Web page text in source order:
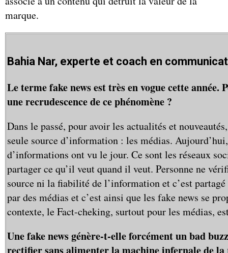
marque.
Bahia Nar, experte et coach en
Le terme fake news est très en vogue cette année.
une recrudescence de ce phénomène ?
Dans le passé, pour avoir les actualités et
seule source d’information : les médias.
d’informations ont vu le jour. Ce sont les réseaux
partager ce qu’il veut quand il veut. Personne ne
source ni la fiabilité de l’information et c’est
par des médias et c’est ainsi que les fake news se
contexte, le Fact-cheking, surtout pour les médias,
Une fake news génère-t-elle forcément un bad